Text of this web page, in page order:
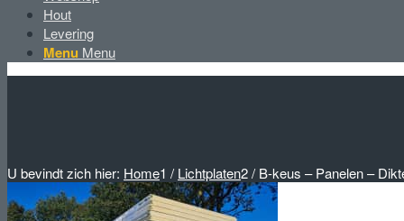
Hout
Levering
Menu Menu
U bevindt zich hier: Home1 / Lichtplaten2/ B-keus – Panelen –